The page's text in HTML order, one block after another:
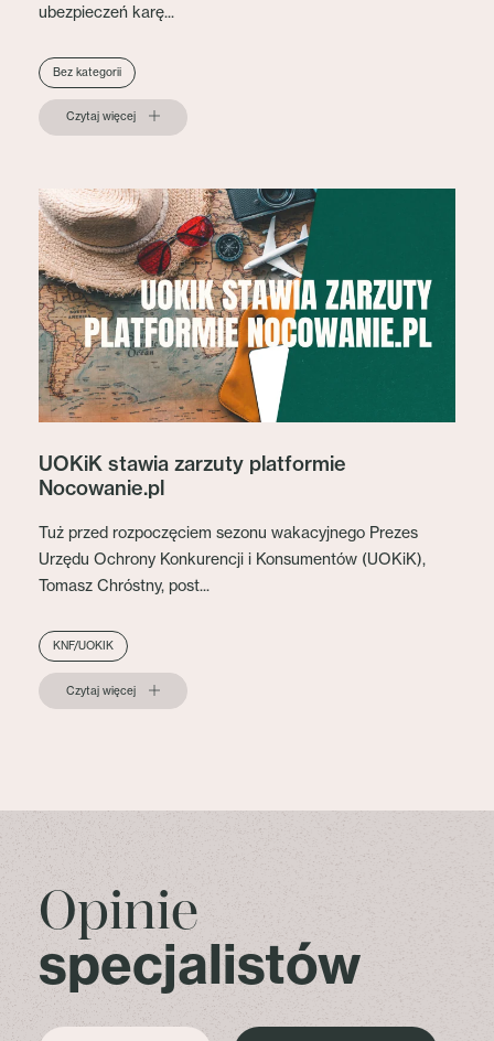
ubezpieczeń karę...
Bez kategorii
Czytaj więcej
UOKiK stawia zarzuty platformie
Nocowanie.pl
Tuż przed rozpoczęciem sezonu wakacyjnego Prezes
Urzędu Ochrony Konkurencji i Konsumentów (UOKiK),
Tomasz Chróstny, post...
KNF/UOKIK
Czytaj więcej
Opinie
specjalistów